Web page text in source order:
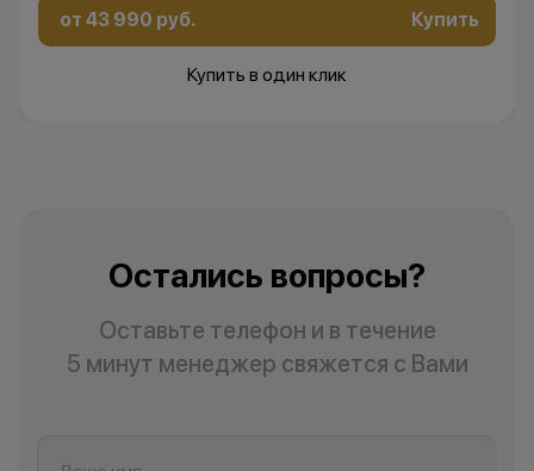
от 43 990 руб. Купить
Купить в один клик
Остались вопросы?
Оставьте телефон и в течение
5 минут менеджер свяжется с Вами